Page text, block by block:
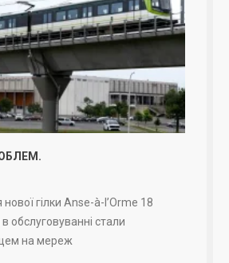
нової гілки Anse-à-l’Orme 18
обслуговуванні стали
на мереж